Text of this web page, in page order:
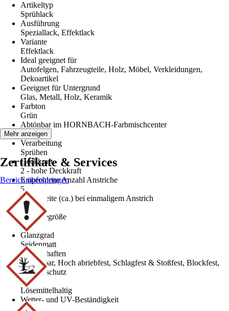
Artikeltyp
Sprühlack
Ausführung
Speziallack, Effektlack
Variante
Effektlack
Ideal geeignet für
Autofelgen, Fahrzeugteile, Holz, Möbel, Verkleidungen,
Dekoartikel
Geeignet für Untergrund
Glas, Metall, Holz, Keramik
Farbton
Grün
Abtönbar im HORNBACH-Farbmischcenter
Nein
Verarbeitung
Sprühen
Deckkraft
2 - hohe Deckkraft
Empfohlene Anzahl Anstriche
5
Reichweite (ca.) bei einmaligem Anstrich
1,5 m²/l
Gebindegröße
0,4 l
Glanzgrad
Seidenmatt
Eigenschaften
Abziehbar, Hoch abriebfest, Schlagfest & Stoßfest, Blockfest,
Fleckenschutz
Basis
Lösemittelhaltig
Wetter- und UV-Beständigkeit
Ja
Mehr anzeigen
Zertifikate & Services
Bereich überspringen